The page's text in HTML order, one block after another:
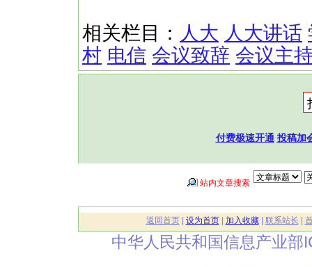
相关栏目： 人大 人大讲话
村 电信 会议致辞 会议主
付费极速开通 投稿加
站内文章搜索
返回首页| 设为首页| 加入收藏| 联系站长
中华人民共和国信息产业部